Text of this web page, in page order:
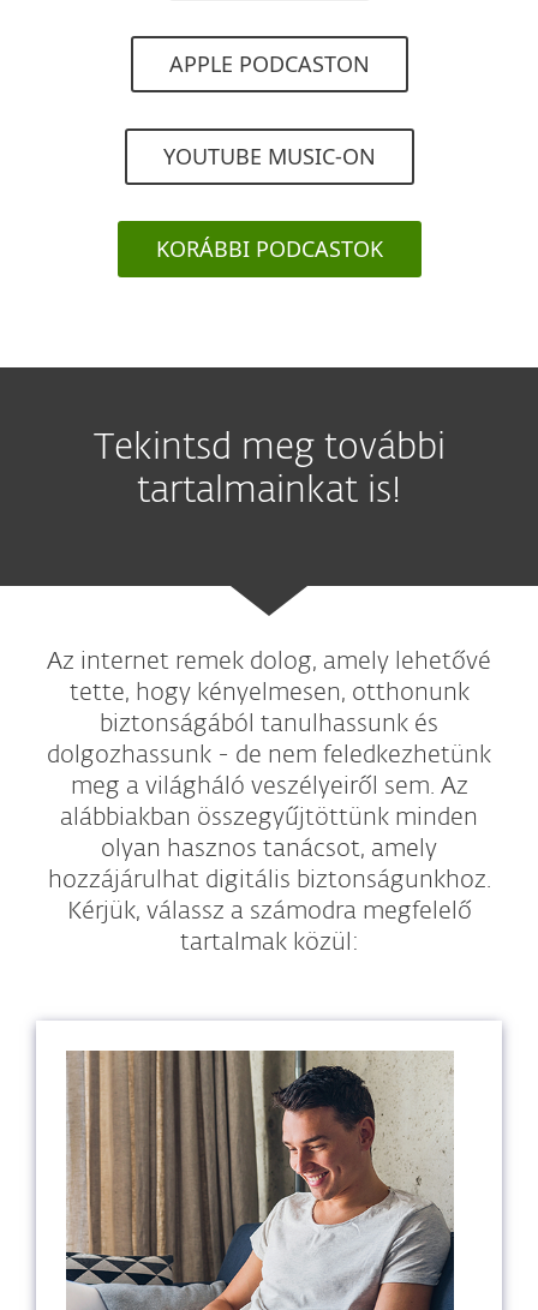
APPLE PODCASTON
YOUTUBE MUSIC-ON
KORÁBBI PODCASTOK
Tekintsd meg további
tartalmainkat is!
Az internet remek dolog, amely lehetővé
tette, hogy kényelmesen, otthonunk
biztonságából tanulhassunk és
dolgozhassunk - de nem feledkezhetünk
meg a világháló veszélyeiről sem. Az
alábbiakban összegyűjtöttünk minden
olyan hasznos tanácsot, amely
hozzájárulhat digitális biztonságunkhoz.
Kérjük, válassz a számodra megfelelő
tartalmak közül: